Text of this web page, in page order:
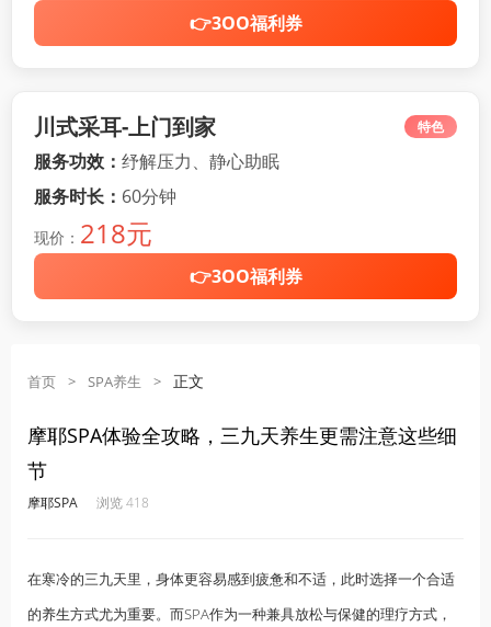
👉3OO福利券
川式采耳-上门到家 特色
服务功效： 纾解压力、静心助眠
服务时长： 60分钟
现价： 218元
👉3OO福利券
首页 > SPA养生 > 正文
摩耶SPA体验全攻略，三九天养生更需注意这些细
节
摩耶SPA 浏览 418
在寒冷的三九天里，身体更容易感到疲惫和不适，此时选择一个合适
的养生方式尤为重要。而SPA作为一种兼具放松与保健的理疗方式，